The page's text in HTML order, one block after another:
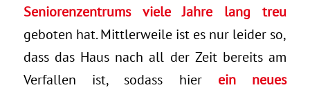
Seniorenzentrums viele Jahre lang treu
geboten hat. Mittlerweile ist es nur leider so,
dass das Haus nach all der Zeit bereits am
Verfallen ist, sodass hier ein neues